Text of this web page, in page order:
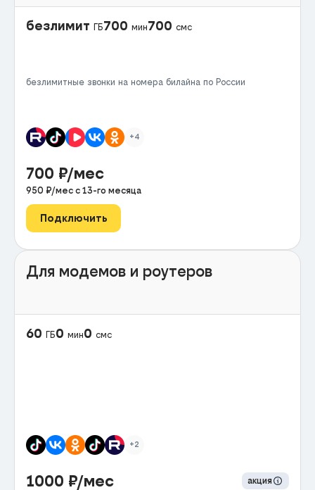
безлимит ГБ700 мин700 смс
безлимитные звонки на номера билайна по России
+4
700 ₽/мес
950 ₽/мес с 13-го месяца
Подключить
Для модемов и роутеров
60 ГБ0 мин0 смс
+2
1000 ₽/мес акция